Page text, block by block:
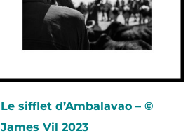
Le sifflet d’Ambalavao – ©
James Vil 2023